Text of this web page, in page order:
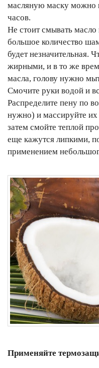
масляную маску можно
часов.
Не стоит смывать
большое количество
будет незначительная.
жирными, и в то же
масла, голову нужно
Смочите руки водой и
Распределите пену по
нужно) и массируйте их
затем смойте теплой
еще кажутся липкими,
применением
Применяйте